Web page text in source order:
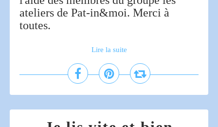
ateliers de Pat-in&moi. Merci à
toutes.
Lire la suite